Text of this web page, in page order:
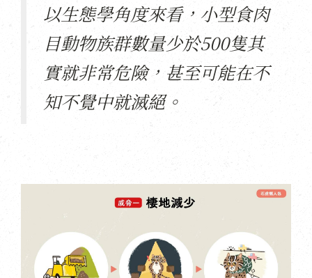
以生態學角度來看，小型食肉
目動物族群數量少於500隻其
實就非常危險，甚至可能在不
知不覺中就滅絕。